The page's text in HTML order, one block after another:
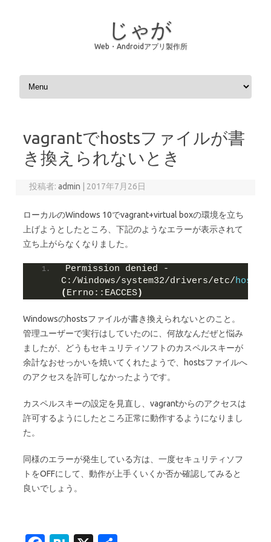
じゃが
Web・Androidアプリ製作所
コンテンツへスキップ
vagrantでhostsファイルが書
き換えられないとき
投稿者:admin 2017年7月26日
ローカルのWindows 10でvagrant+virtual boxの環境を立ち
上げようとしたところ、下記のようなエラーが表示されて
立ち上がらなくなりました。
Permission denied -
C:/Windows/system32/drivers/etc/hosts
( Errno::EACCES)
Windowsのhostsファイルが書き換えられないとのこと。
管理ユーザーで実行はしていたのに、何故なんだぜと悩み
ましたが、どうもセキュリティソフトのカスペルスキーが
余計なおせっかいを焼いてくれたようで、hostsファイルへ
のアクセスを許可しなかったようです。
カスペルスキーの設定を見直し、vagrantからのアクセスは
許可するようにしたところ正常に動作するようになりまし
た。
同様のエラーが発生している方は、一度セキュリティソフ
トをOFFにして、動作が上手くいくか否か確認してみると
良いでしょう。